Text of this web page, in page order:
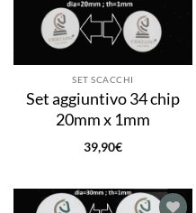
SET SCACCHI
Set aggiuntivo 34 chip
20mm x 1mm
39,90€